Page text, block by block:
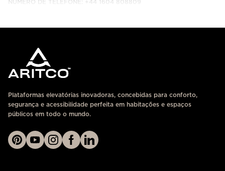
NÚMERO DE TELEFONE: +44 1604 808809
Plataformas elevatórias inovadoras, concebidas para conforto,
segurança e acessibilidade perfeita em habitações e espaços
públicos em todo o mundo.